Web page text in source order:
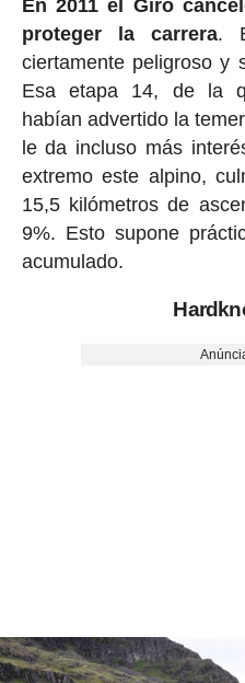
En 2011 el Giro
proteger la carrera.
ciertamente peligroso y
Esa etapa 14, de la
habían advertido la
le da incluso más
extremo este alpino,
15,5 kilómetros de
9%. Esto supone
acumulado.